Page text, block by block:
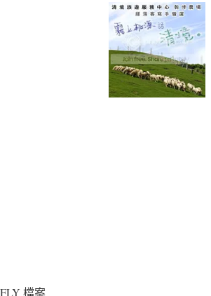
FLY 檔案